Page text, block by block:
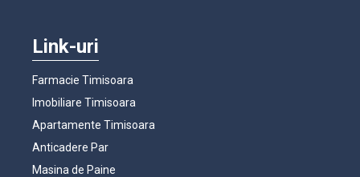
Link-uri
Farmacie Timisoara
Imobiliare Timisoara
Apartamente Timisoara
Anticadere Par
Masina de Paine